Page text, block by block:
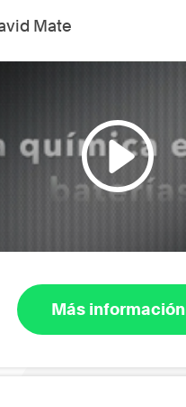
Mate
Más información